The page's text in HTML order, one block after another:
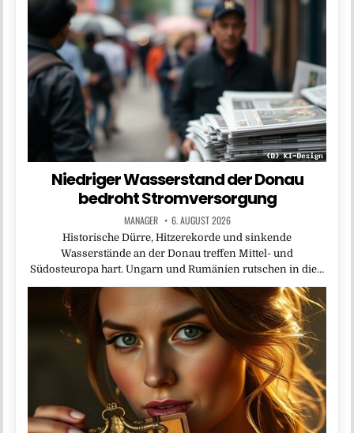
Niedriger Wasserstand der Donau
bedroht Stromversorgung
MANAGER 6. AUGUST 2026
Historische Dürre, Hitzerekorde und sinkende
Wasserstände an der Donau treffen Mittel- und
Südosteuropa hart. Ungarn und Rumänien rutschen in die…